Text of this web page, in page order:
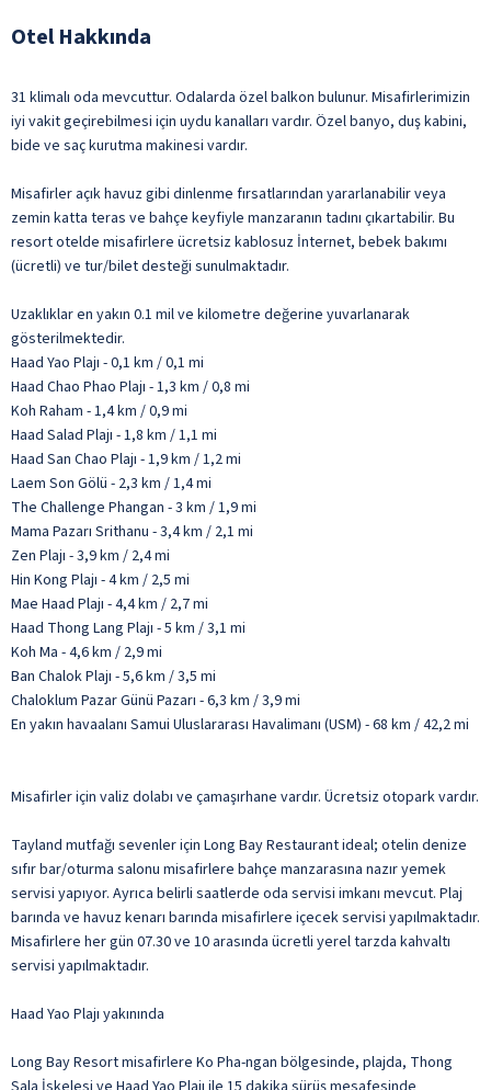
Otel Hakkında
31 klimalı oda mevcuttur. Odalarda özel balkon bulunur. Misafirlerimizin
iyi vakit geçirebilmesi için uydu kanalları vardır. Özel banyo, duş kabini,
bide ve saç kurutma makinesi vardır.
Misafirler açık havuz gibi dinlenme fırsatlarından yararlanabilir veya
zemin katta teras ve bahçe keyfiyle manzaranın tadını çıkartabilir. Bu
resort otelde misafirlere ücretsiz kablosuz İnternet, bebek bakımı
(ücretli) ve tur/bilet desteği sunulmaktadır.
Uzaklıklar en yakın 0.1 mil ve kilometre değerine yuvarlanarak
gösterilmektedir.
Haad Yao Plajı - 0,1 km / 0,1 mi
Haad Chao Phao Plajı - 1,3 km / 0,8 mi
Koh Raham - 1,4 km / 0,9 mi
Haad Salad Plajı - 1,8 km / 1,1 mi
Haad San Chao Plajı - 1,9 km / 1,2 mi
Laem Son Gölü - 2,3 km / 1,4 mi
The Challenge Phangan - 3 km / 1,9 mi
Mama Pazarı Srithanu - 3,4 km / 2,1 mi
Zen Plajı - 3,9 km / 2,4 mi
Hin Kong Plajı - 4 km / 2,5 mi
Mae Haad Plajı - 4,4 km / 2,7 mi
Haad Thong Lang Plajı - 5 km / 3,1 mi
Koh Ma - 4,6 km / 2,9 mi
Ban Chalok Plajı - 5,6 km / 3,5 mi
Chaloklum Pazar Günü Pazarı - 6,3 km / 3,9 mi
En yakın havaalanı Samui Uluslararası Havalimanı (USM) - 68 km / 42,2 mi
Misafirler için valiz dolabı ve çamaşırhane vardır. Ücretsiz otopark vardır.
Tayland mutfağı sevenler için Long Bay Restaurant ideal; otelin denize
sıfır bar/oturma salonu misafirlere bahçe manzarasına nazır yemek
servisi yapıyor. Ayrıca belirli saatlerde oda servisi imkanı mevcut. Plaj
barında ve havuz kenarı barında misafirlere içecek servisi yapılmaktadır.
Misafirlere her gün 07.30 ve 10 arasında ücretli yerel tarzda kahvaltı
servisi yapılmaktadır.
Haad Yao Plajı yakınında
Long Bay Resort misafirlere Ko Pha-ngan bölgesinde, plajda, Thong